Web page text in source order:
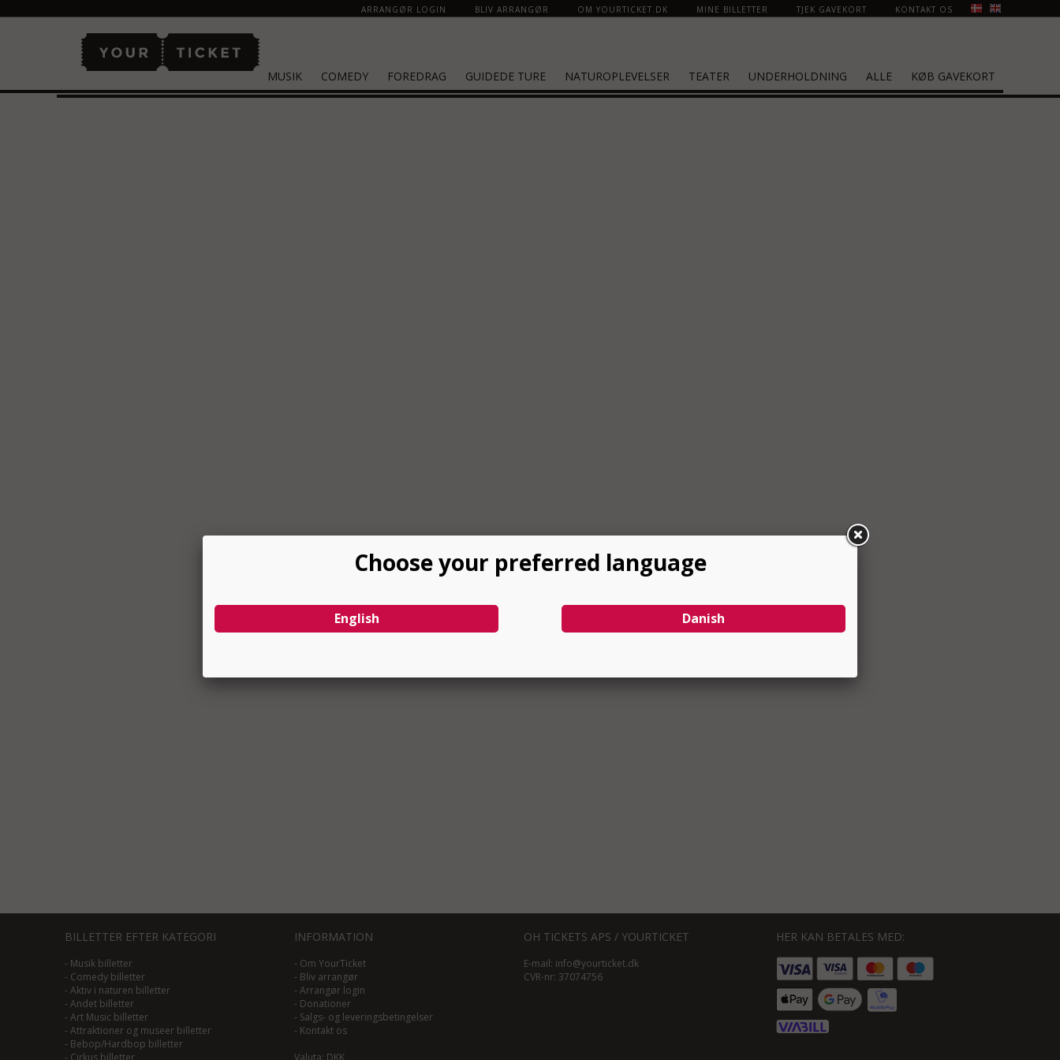
ARRANGØR LOGIN BLIV ARRANGØR OM YOURTICKET.DK MINE BILLETTER TJEK GAVEKORT KONTAKT OS
MUSIK COMEDY FOREDRAG GUIDEDE TURE NATUROPLEVELSER TEATER UNDERHOLDNING ALLE KØB GAVEKORT
BILLETTER EFTER KATEGORI
- Musik billetter
- Comedy billetter
- Aktiv i naturen billetter
- Andet billetter
- Art Music billetter
- Attraktioner og museer billetter
- Bebop/Hardbop billetter
- Cirkus billetter
INFORMATION
- Om YourTicket
- Bliv arrangør
- Arrangør login
- Donationer
- Salgs- og leveringsbetingelser
- Kontakt os
Valuta: DKK
OH TICKETS APS / YOURTICKET
E-mail: info@yourticket.dk
CVR-nr: 37074756
HER KAN BETALES MED: